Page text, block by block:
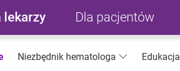
lekarzy Dla pacjentów
Niezbędnik hematologa Edukacja